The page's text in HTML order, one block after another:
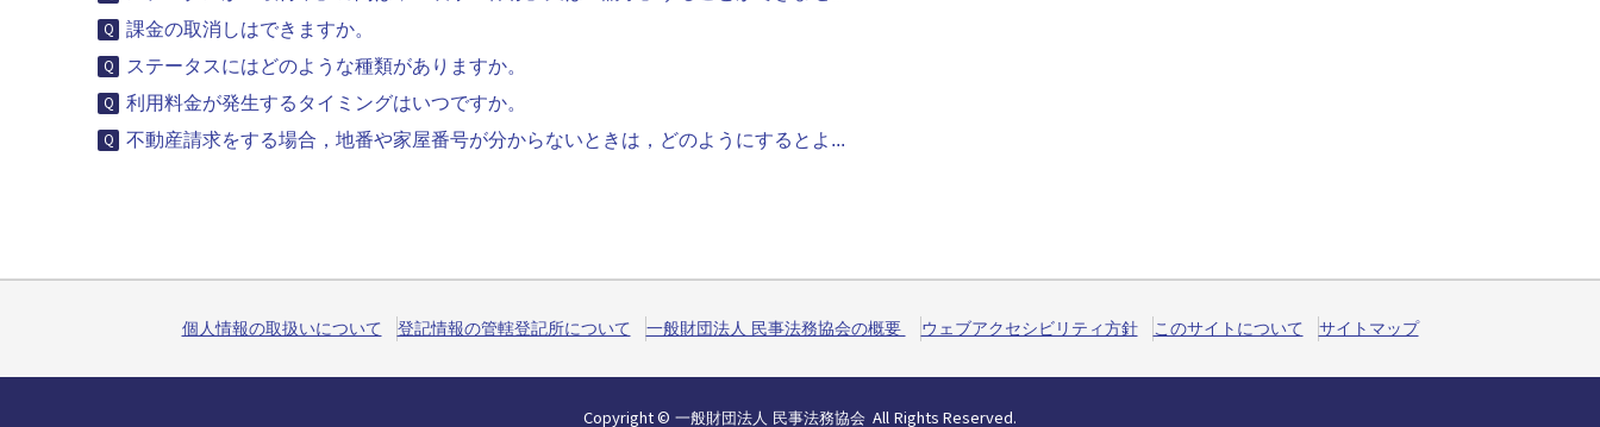
課金の取消しはできますか。
ステータスにはどのような種類がありますか。
利用料金が発生するタイミングはいつですか。
不動産請求をする場合，地番や家屋番号が分からないときは，どのようにするとよ...
個人情報の取扱いについて 登記情報の管轄登記所について 一般財団法人 民事法務協会の概要 ウェブアクセシビリティ方針 このサイトについて サイトマップ
Copyright© 一般財団法人 民事法務協会 All Rights Reserved.